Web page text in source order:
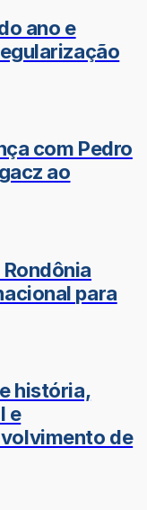
ano e
com Pedro
ao
para
história,
e
de